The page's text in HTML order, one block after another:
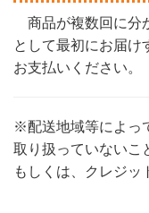
商品が複数回に分
として最初にお届け
お支払いください。
※配送地域等によっ
取り扱っていないこ
もしくは、クレジッ